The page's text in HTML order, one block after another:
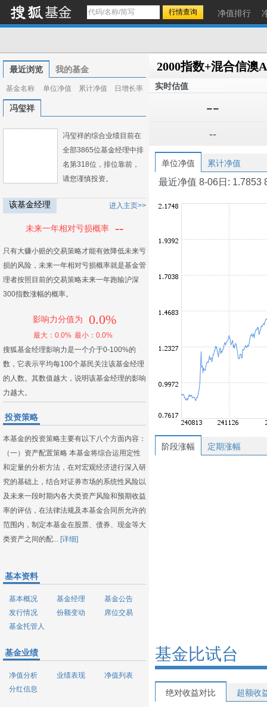
净值排行
最近浏览 我的基金
基金名称 单位净值 累计净值 日增长率
冯玺祥
冯玺祥的综合业绩目前在
全部3865位基金经理中排
名第318位，排位靠前，
请您谨慎投资。
该基金经理 进入主页>>
未来一年相对亏损概率 --
只有大赚小赔的交易策略才能有效降低未来亏
损的风险，未来一年相对亏损概率就是基金管
理者按照目前的交易策略未来一年跑输沪深
300指数涨幅的概率。
影响力分值为 0.0%
最大：0.0% 最小：0.0%
搜狐基金经理影响力是一个介于0-100%的
数，它表示平均每100个基民关注该基金经理
的人数。其数值越大，说明该基金经理的影响
力越大。
投资策略
本基金的投资策略主要有以下八个方面内容：
（一）资产配置策略 本基金将综合运用定性
和定量的分析方法，在对宏观经济进行深入研
究的基础上，结合对证券市场的系统性风险以
及未来一段时期内各大类资产风险和预期收益
率的评估，在法律法规及本基金合同所允许的
范围内，制定本基金在股票、债券、现金等大
类资产之间的配... [详细]
基本资料
基本概况 基金经理
基金公告
发行情况
份额变动
席位交易
基金托管人
基金业绩
净值分析 业绩表现
净值列表
分红信息
2000指数+混合信澳A
实时估值
--
--
单位净值 累计净值
最近净值 8-06日: 1.7853
阶段涨幅 定期涨幅
基金比试台
绝对收益对比 超额收